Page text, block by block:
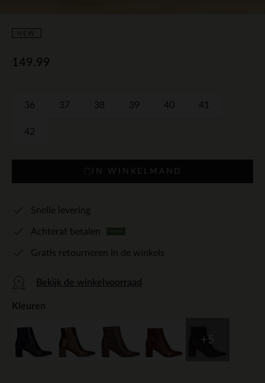
NEW
149.99
36 37 38 39 40 41
42
IN WINKELMAND
Snelle levering
Achteraf betalen
Gratis retourneren in de winkels
Bekijk de winkelvoorraad
Kleuren
+5